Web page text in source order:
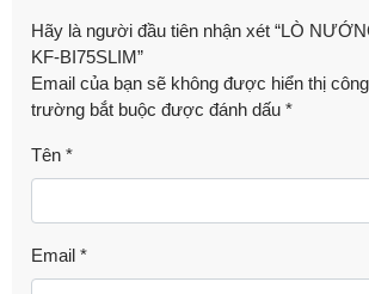
Hãy là người đầu tiên nhận xét “LÒ
KF-BI75SLIM”
Email của bạn sẽ không được hiển thị
trường bắt buộc được đánh dấu *
Tên *
Email *